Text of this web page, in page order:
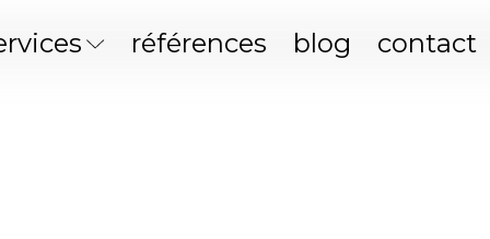
références blog contact